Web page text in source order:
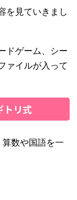
を見ていきまし
ドゲーム、シー
ァイルが入って
トリ式
数や国語を一